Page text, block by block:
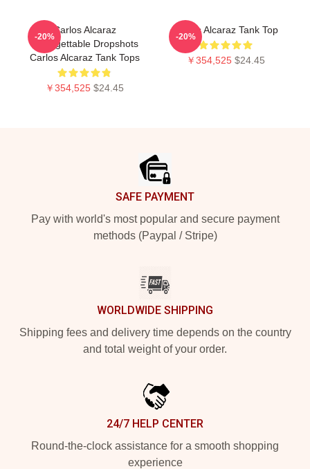
Carlos Alcaraz
Unforgettable Dropshots
Carlos Alcaraz Tank Tops
￥354,525 $24.45
-20%
Carlos Alcaraz Tank Top
￥354,525 $24.45
-20%
SAFE PAYMENT
Pay with world's most popular and secure payment
methods (Paypal / Stripe)
WORLDWIDE SHIPPING
Shipping fees and delivery time depends on the country
and total weight of your order.
24/7 HELP CENTER
Round-the-clock assistance for a smooth shopping
experience